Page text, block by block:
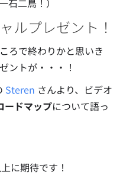
石二鳥！）
ルプレゼント！
ろで終わりかと思いき
ントが・・・！
Steren さんより、ビデオ
ードマップについて語っ
に期待です！